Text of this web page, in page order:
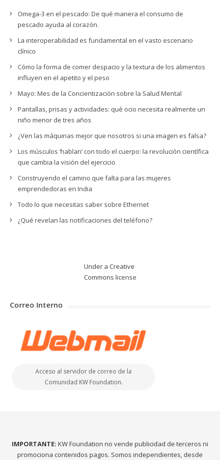
Omega-3 en el pescado: De qué manera el consumo de
pescado ayuda al corazón.
La interoperabilidad es fundamental en el vasto escenario
clínico
Cómo la forma de comer despacio y la textura de los alimentos
influyen en el apetito y el peso
Mayo: Mes de la Concientización sobre la Salud Mental
Pantallas, prisas y actividades: qué ocio necesita realmente un
niño menor de tres años
¿Ven las máquinas mejor que nosotros si una imagen es falsa?
Los músculos ‘hablan’ con todo el cuerpo: la revolución científica
que cambia la visión del ejercicio
Construyendo el camino que falta para las mujeres
emprendedoras en India
Todo lo que necesitas saber sobre Ethernet
¿Qué revelan las notificaciones del teléfono?
Under a Creative
Commons license
Correo Interno
Acceso al servidor de correo de la
Comunidad KW Foundation.
IMPORTANTE: KW Foundation no vende publicidad de terceros ni
promociona contenidos pagos. Somos independientes, desde